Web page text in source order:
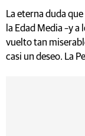
La eterna duda
la Edad Media –y
vuelto tan
casi un deseo. La